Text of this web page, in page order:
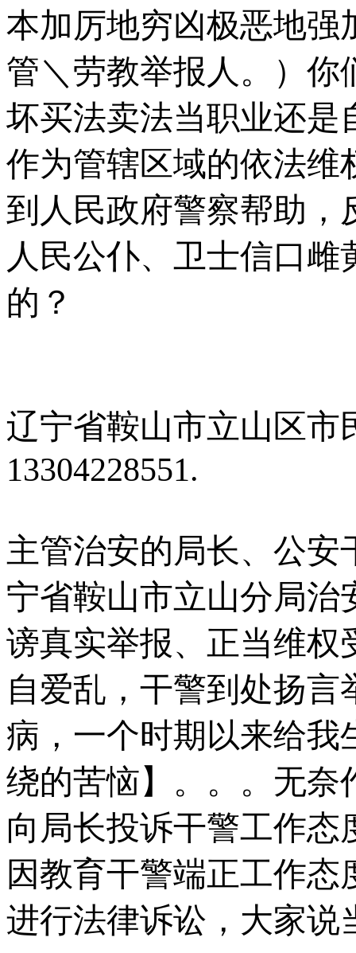
本加厉地穷凶极恶地强
管＼劳教举报人。）你
坏买法卖法当职业还是
作为管辖区域的依法维
到人民政府警察帮助，
人民公仆、卫士信口
的？
辽宁省鞍山市立山区市
13304228551.
主管治安的局长、公
宁省鞍山市立山分局治
谤真实举报、正当维权
自爱乱，干警到处扬
病，一个时期以来给我
绕的苦恼】。。。无奈
向局长投诉干警工作
因教育干警端正工作
进行法律诉讼，大家说